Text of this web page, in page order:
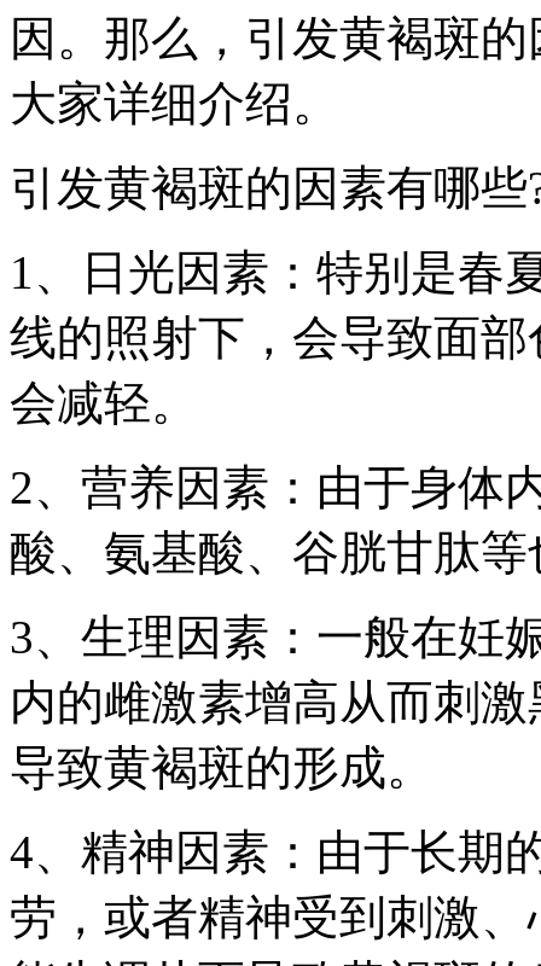
因。那么，引发黄褐斑
大家详细介绍。
引发黄褐斑的因素有哪些
1、日光因素：特别是春
线的照射下，会导致面
会减轻。
2、营养因素：由于身体
酸、氨基酸、谷胱甘肽
3、生理因素：一般在妊
内的雌激素增高从而刺
导致黄褐斑的形成。
4、精神因素：由于长期
劳，或者精神受到刺激